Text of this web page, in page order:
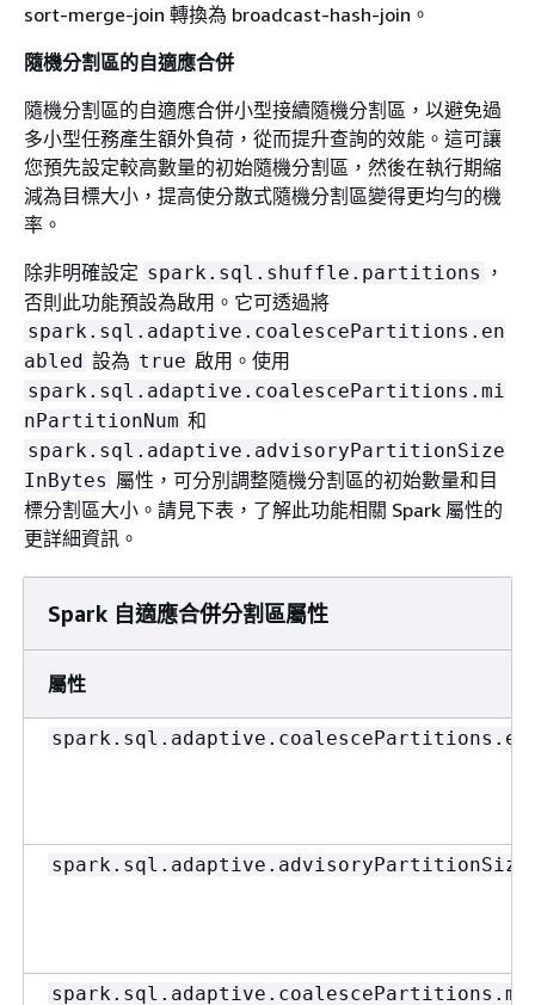
sort-merge-join 轉換為 broadcast-hash-join。
隨機分割區的自適應合併
隨機分割區的自適應合併小型接續隨機分割區，以避免過
多小型任務產生額外負荷，從而提升查詢的效能。這可讓
您預先設定較高數量的初始隨機分割區，然後在執行期縮
減為目標大小，提高使分散式隨機分割區變得更均勻的機
率。
除非明確設定 spark.sql.shuffle.partitions ，
否則此功能預設為啟用。它可透過將
spark.sql.adaptive.coalescePartitions.en
abled 設為 true 啟用。使用
spark.sql.adaptive.coalescePartitions.mi
nPartitionNum 和
spark.sql.adaptive.advisoryPartitionSize
InBytes 屬性，可分別調整隨機分割區的初始數量和目
標分割區大小。請見下表，了解此功能相關 Spark 屬性的
更詳細資訊。
Spark 自適應合併分割區屬性
屬性